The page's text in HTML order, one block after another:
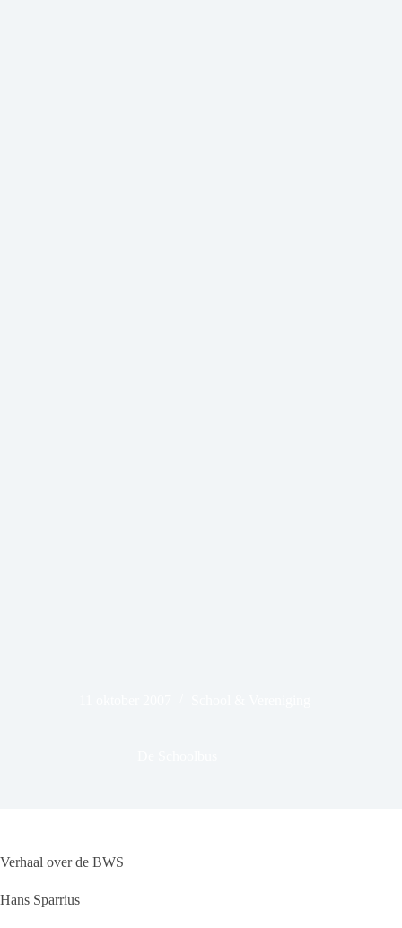
Verhaal over de BWS
Hans Sparrius